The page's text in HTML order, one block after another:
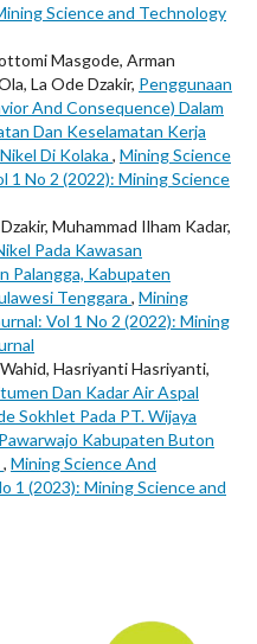
Science and Technology
Masgode, Arman
La Ode Dzakir, Penggunaan
And Consequence) Dalam
Dan Keselamatan Kerja
Di Kolaka , Mining Science
1 No 2 (2022): Mining Science
Muhammad Ilham Kadar,
Pada Kawasan
Palangga, Kabupaten
Tenggara , Mining
Vol 1 No 2 (2022): Mining
Hasriyanti Hasriyanti,
Dan Kadar Air Aspal
Sokhlet Pada PT. Wijaya
Kabupaten Buton
, Mining Science And
1 (2023): Mining Science and